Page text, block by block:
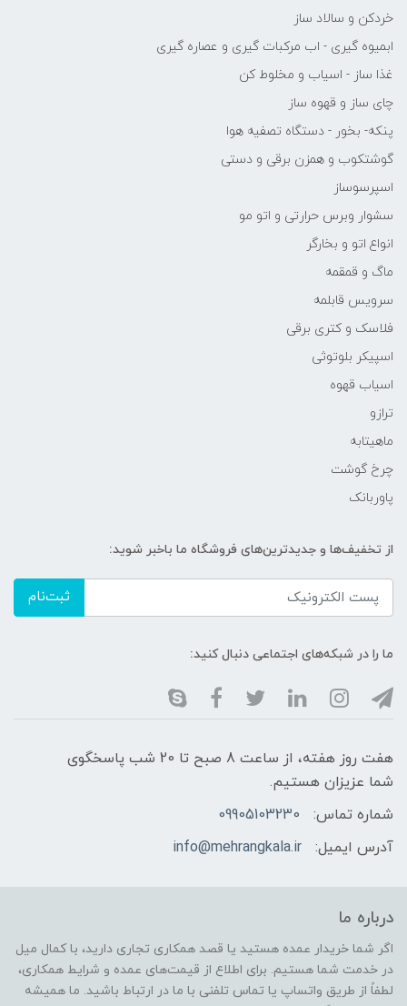
خردکن و سالاد ساز
ابمیوه گیری - اب مرکبات گیری و عصاره گیری
غذا ساز - اسیاب و مخلوط کن
چای ساز و قهوه ساز
پنکه- بخور - دستگاه تصفیه هوا
گوشتکوب و همزن برقی و دستی
اسپرسوساز
سشوار وبرس حرارتی و اتو مو
انواع اتو و بخارگر
ماگ و قمقمه
سرویس قابلمه
فلاسک و کتری برقی
اسپیکر بلوتوثی
اسیاب قهوه
ترازو
ماهیتابه
چرخ گوشت
پاوربانک
از تخفیف‌ها و جدیدترین‌های فروشگاه ما باخبر شوید:
ثبت‌نام
ما را در شبکه‌های اجتماعی دنبال کنید:
هفت روز هفته، از ساعت 8 صبح تا 20 شب پاسخگوی
شما عزیزان هستیم.
شماره تماس:
09905103230
آدرس ایمیل:
info@mehrangkala.ir
درباره ما
اگر شما خریدار عمده هستید یا قصد همکاری تجاری دارید، با کمال میل
در خدمت شما هستیم. برای اطلاع از قیمت‌های عمده و شرایط همکاری،
لطفاً از طریق واتساپ یا تماس تلفنی با ما در ارتباط باشید. ما همیشه